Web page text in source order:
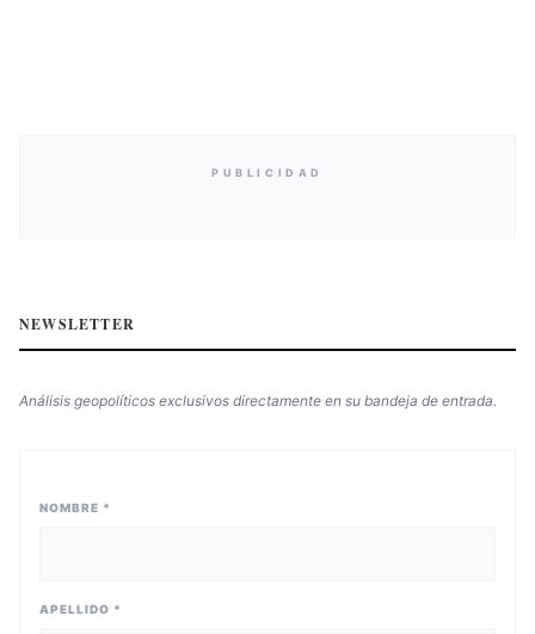
PUBLICIDAD
NEWSLETTER
Análisis geopolíticos exclusivos directamente en su bandeja de entrada.
NOMBRE *
APELLIDO *